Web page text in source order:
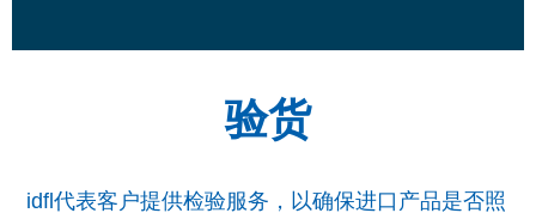
验货
idfl代表客户提供检验服务，以确保进口产品是否照